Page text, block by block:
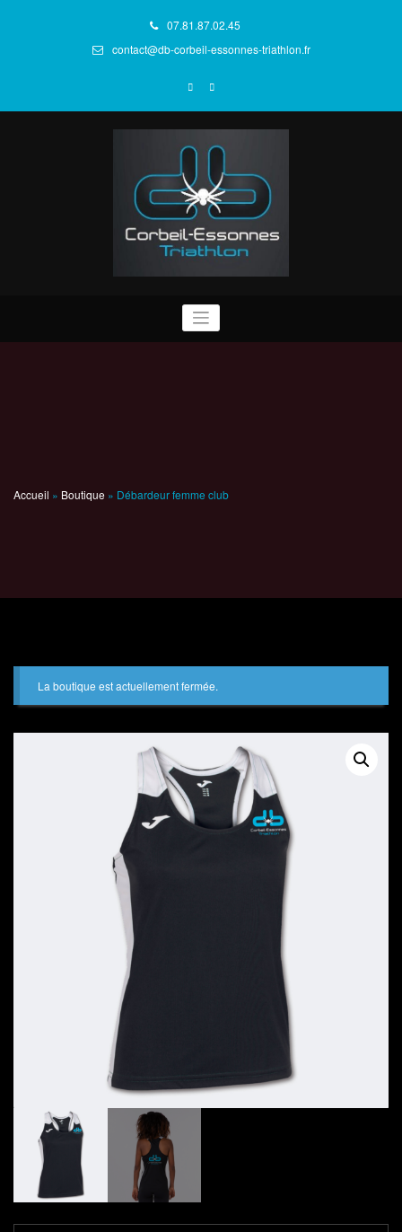
07.81.87.02.45
contact@db-corbeil-essonnes-triathlon.fr
Accueil » Boutique » Débardeur femme club
La boutique est actuellement fermée.